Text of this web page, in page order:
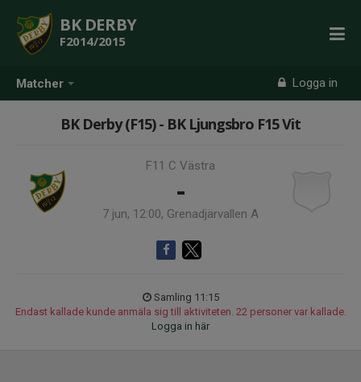
Matcher Logga in
BK DERBY
F2014/2015
BK Derby (F15) - BK Ljungsbro F15 Vit
F11 C Västra
-
7 jun, 12:00, Grenadjärvallen A
Samling 11:15
Endast kallade kunde anmäla sig till aktiviteten. 22 personer var kallade.
Logga in här